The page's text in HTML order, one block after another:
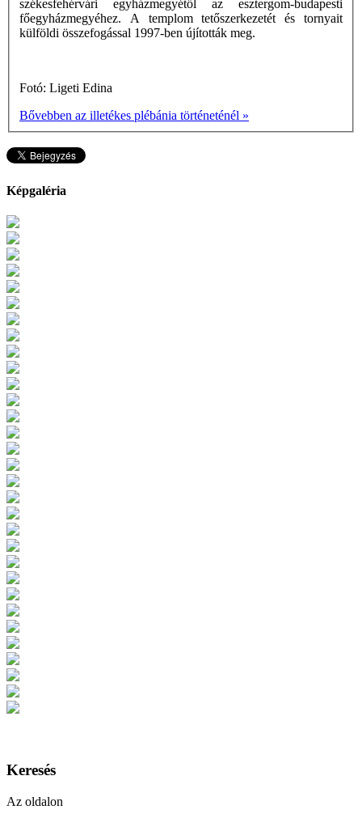
székesfehérvári egyházmegyétől az esztergom-budapesti
főegyházmegyéhez. A templom tetőszerkezetét és tornyait
külföldi összefogással 1997-ben újították meg.
Fotó: Ligeti Edina
Bővebben az illetékes plébánia történeténél »
Képgaléria
Keresés
Az oldalon